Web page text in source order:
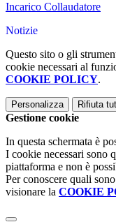
Incarico Collaudatore
Notizie
Questo sito o gli
cookie necessari al
COOKIE POLICY.
Personalizza Rifiuta
Gestione cookie
In questa schermata è
I cookie necessari sono
piattaforma e non è
Per conoscere quali
visionare la COOKIE